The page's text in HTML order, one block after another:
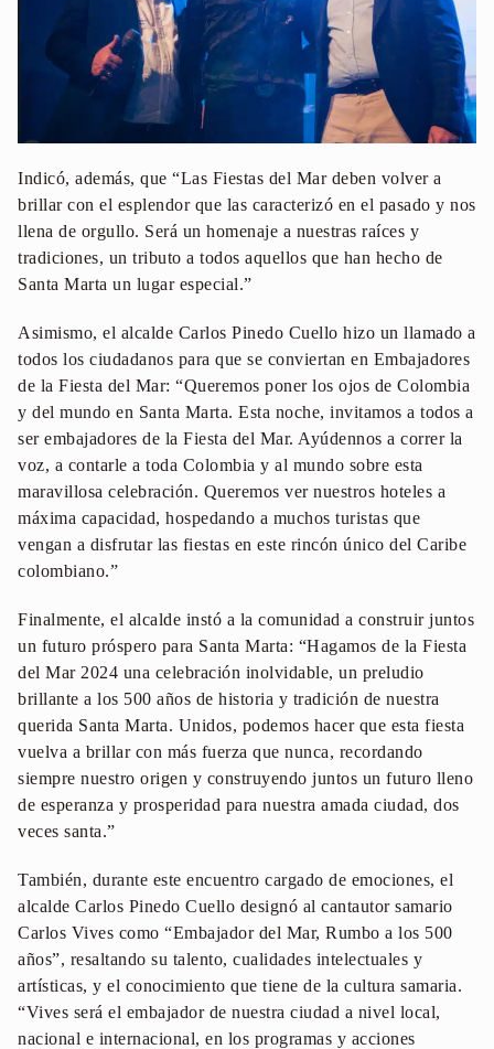
Indicó, además, que “Las Fiestas del Mar deben volver a
brillar con el esplendor que las caracterizó en el pasado y nos
llena de orgullo. Será un homenaje a nuestras raíces y
tradiciones, un tributo a todos aquellos que han hecho de
Santa Marta un lugar especial.”
Asimismo, el alcalde Carlos Pinedo Cuello hizo un llamado a
todos los ciudadanos para que se conviertan en Embajadores
de la Fiesta del Mar: “Queremos poner los ojos de Colombia
y del mundo en Santa Marta. Esta noche, invitamos a todos a
ser embajadores de la Fiesta del Mar. Ayúdennos a correr la
voz, a contarle a toda Colombia y al mundo sobre esta
maravillosa celebración. Queremos ver nuestros hoteles a
máxima capacidad, hospedando a muchos turistas que
vengan a disfrutar las fiestas en este rincón único del Caribe
colombiano.”
Finalmente, el alcalde instó a la comunidad a construir juntos
un futuro próspero para Santa Marta: “Hagamos de la Fiesta
del Mar 2024 una celebración inolvidable, un preludio
brillante a los 500 años de historia y tradición de nuestra
querida Santa Marta. Unidos, podemos hacer que esta fiesta
vuelva a brillar con más fuerza que nunca, recordando
siempre nuestro origen y construyendo juntos un futuro lleno
de esperanza y prosperidad para nuestra amada ciudad, dos
veces santa.”
También, durante este encuentro cargado de emociones, el
alcalde Carlos Pinedo Cuello designó al cantautor samario
Carlos Vives como “Embajador del Mar, Rumbo a los 500
años”, resaltando su talento, cualidades intelectuales y
artísticas, y el conocimiento que tiene de la cultura samaria.
“Vives será el embajador de nuestra ciudad a nivel local,
nacional e internacional, en los programas y acciones